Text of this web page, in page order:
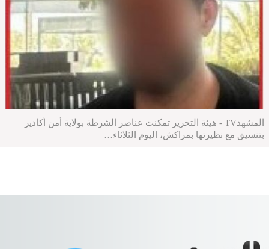
المشهدTV - هيئة التحرير تمكنت عناصر الشرطة بولاية أمن أكادير
بتنسيق مع نظيرتها بمراكش، اليوم الثلاثاء…